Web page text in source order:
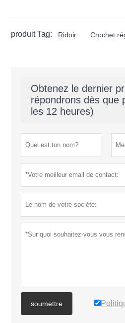
produit Tag: Ridoir Crochet
Obtenez le dernier
répondrons dès que
les 12 heures)
soumettre